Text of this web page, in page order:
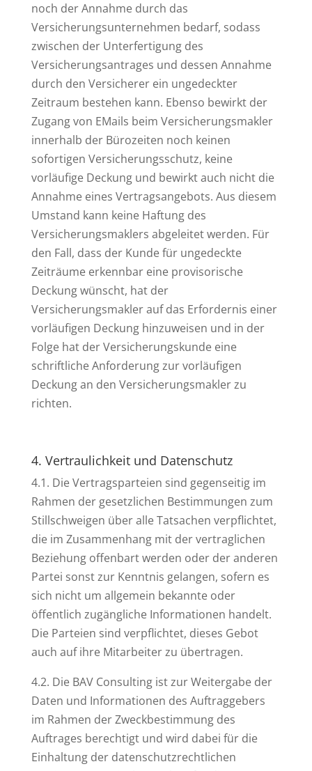
noch der Annahme durch das
Versicherungsunternehmen bedarf, sodass
zwischen der Unterfertigung des
Versicherungsantrages und dessen Annahme
durch den Versicherer ein ungedeckter
Zeitraum bestehen kann. Ebenso bewirkt der
Zugang von EMails beim Versicherungsmakler
innerhalb der Bürozeiten noch keinen
sofortigen Versicherungsschutz, keine
vorläufige Deckung und bewirkt auch nicht die
Annahme eines Vertragsangebots. Aus diesem
Umstand kann keine Haftung des
Versicherungsmaklers abgeleitet werden. Für
den Fall, dass der Kunde für ungedeckte
Zeiträume erkennbar eine provisorische
Deckung wünscht, hat der
Versicherungsmakler auf das Erfordernis einer
vorläufigen Deckung hinzuweisen und in der
Folge hat der Versicherungskunde eine
schriftliche Anforderung zur vorläufigen
Deckung an den Versicherungsmakler zu
richten.
4. Vertraulichkeit und Datenschutz
4.1. Die Vertragsparteien sind gegenseitig im
Rahmen der gesetzlichen Bestimmungen zum
Stillschweigen über alle Tatsachen verpflichtet,
die im Zusammenhang mit der vertraglichen
Beziehung offenbart werden oder der anderen
Partei sonst zur Kenntnis gelangen, sofern es
sich nicht um allgemein bekannte oder
öffentlich zugängliche Informationen handelt.
Die Parteien sind verpflichtet, dieses Gebot
auch auf ihre Mitarbeiter zu übertragen.
4.2. Die BAV Consulting ist zur Weitergabe der
Daten und Informationen des Auftraggebers
im Rahmen der Zweckbestimmung des
Auftrages berechtigt und wird dabei für die
Einhaltung der datenschutzrechtlichen